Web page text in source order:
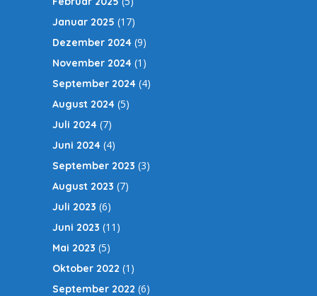
Januar 2025 (17)
Dezember 2024 (9)
November 2024 (1)
September 2024 (4)
August 2024 (5)
Juli 2024 (7)
Juni 2024 (4)
September 2023 (3)
August 2023 (7)
Juli 2023 (6)
Juni 2023 (11)
Mai 2023 (5)
Oktober 2022 (1)
September 2022 (6)